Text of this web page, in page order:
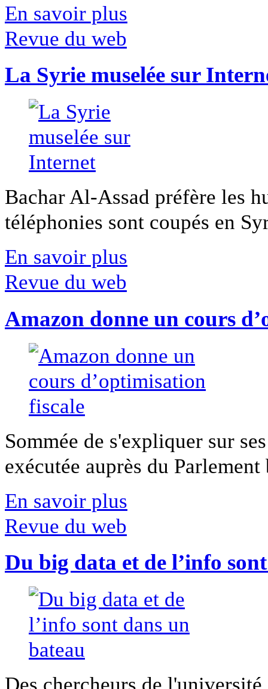
En savoir plus
Revue du web
La Syrie muselée sur
Bachar Al-Assad préfère les
téléphonies sont coupés en
En savoir plus
Revue du web
Amazon donne un cours
Sommée de s'expliquer sur
exécutée auprès du
En savoir plus
Revue du web
Du big data et de l’info